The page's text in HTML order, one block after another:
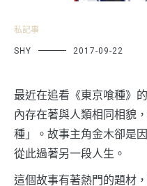
私記事
SHY 2017-09-22
最近在追看《東京喰種》
內存在著與人類相同相貌
種」。故事主角金木卻是
從此過著另一段人生。
這個故事有著熱門的題材